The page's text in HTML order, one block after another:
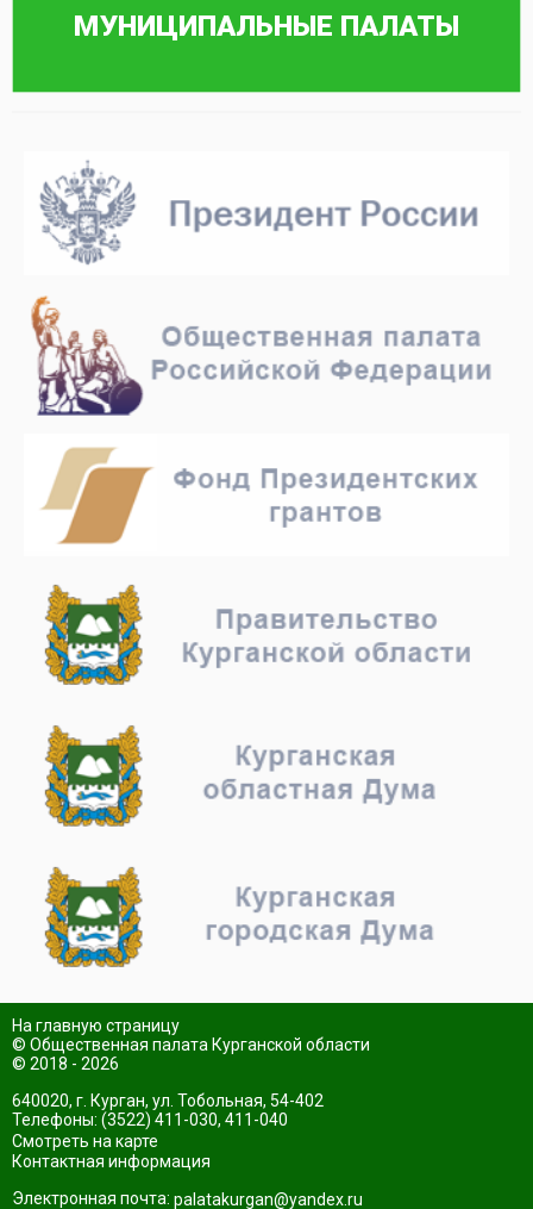
На главную страницу
© Общественная палата Курганской области
© 2018 - 2026
640020, г. Курган, ул. Тобольная, 54-402
Телефоны: (3522) 411-030, 411-040
Смотреть на карте
Контактная информация
Электронная почта: palatakurgan@yandex.ru